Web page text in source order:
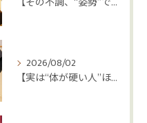
2026/08/02
【実は“体が硬い人”ほど疲れやすい😳】